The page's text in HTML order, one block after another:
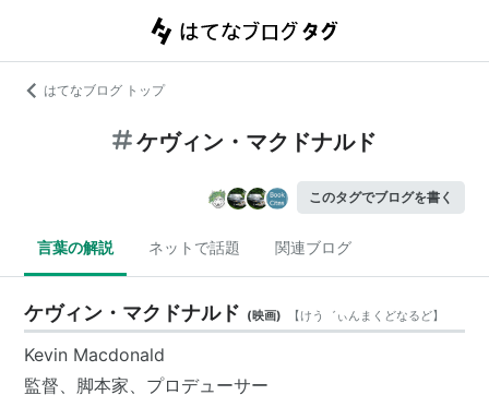
はてなブログ トップ
ケヴィン・マクドナルド
このタグでブログを書く
言葉の解説 ネットで話題 関連ブログ
ケヴィン・マクドナルド (映画) 【けう゛ぃんまくどなるど】
Kevin Macdonald
監督、脚本家、プロデューサー